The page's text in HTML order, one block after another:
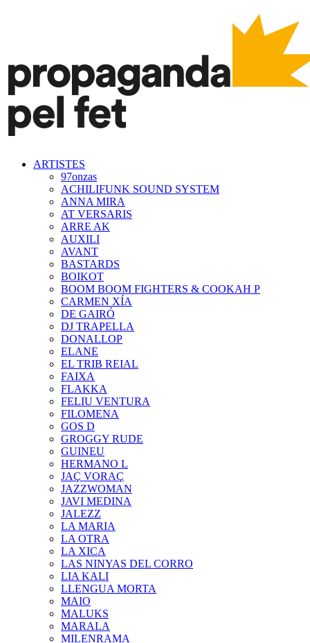
ARTISTES
97onzas
ACHILIFUNK SOUND SYSTEM
ANNA MIRA
AT VERSARIS
ARRE AK
AUXILI
AVANT
BASTARDS
BOIKOT
BOOM BOOM FIGHTERS & COOKAH P
CARMEN XÍA
DE GAIRÓ
DJ TRAPELLA
DONALLOP
ELANE
EL TRIB REIAL
FAIXA
FLAKKA
FELIU VENTURA
FILOMENA
GOS D
GROGGY RUDE
GUINEU
HERMANO L
JAÇ VORAÇ
JAZZWOMAN
JAVI MEDINA
JALEZZ
LA MARIA
LA OTRA
LA XICA
LAS NINYAS DEL CORRO
LIA KALI
LLENGUA MORTA
MAIO
MALUKS
MARALA
MILENRAMA